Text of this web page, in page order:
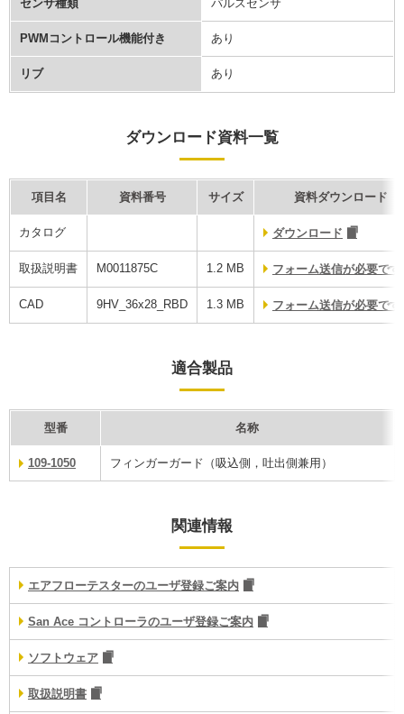
センサ種類 パルスセンサ
PWMコントロール機能付き あり
リブ あり
ダウンロード資料一覧
項目名 資料番号 サイズ 資料ダウンロード
カタログ ダウンロード
取扱説明書 M0011875C 1.2 MB フォーム送信が必要です
CAD 9HV_36x28_RBD 1.3 MB フォーム送信が必要です
適合製品
型番 名称
109-1050 フィンガーガード（吸込側，吐出側兼用）
関連情報
エアフローテスターのユーザ登録ご案内
San Ace コントローラのユーザ登録ご案内
ソフトウェア
取扱説明書